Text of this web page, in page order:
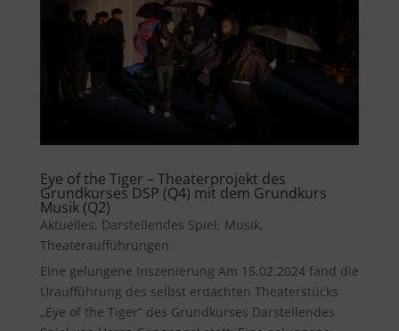
Eye of the Tiger – Theaterprojekt des
Grundkurses DSP (Q4) mit dem Grundkurs
Musik (Q2)
Aktuelles, Darstellendes Spiel, Musik,
Theateraufführungen
Eine gelungene Inszenierung Am 15.02.2024 fand die
Uraufführung des selbst erdachten Theaterstücks
„Eye of the Tiger“ des Grundkurses Darstellendes